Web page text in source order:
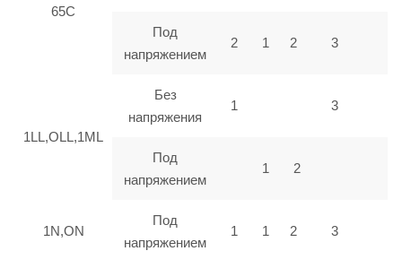
65C
Под
напряжением
2 1 2 3
1LL,OLL,1ML
Без
напряжения
1 3
Под
напряжением
1 2
1N,ON
Под
напряжением
1 1 2 3